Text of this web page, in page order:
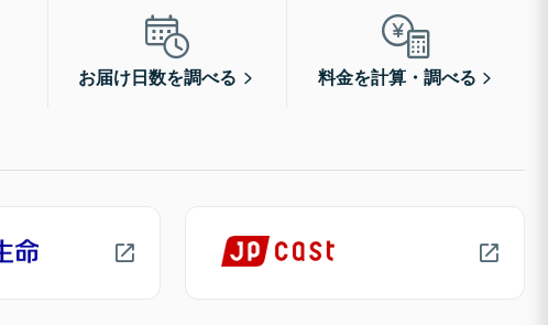
お届け日数を調べる 料金を計算・調べる